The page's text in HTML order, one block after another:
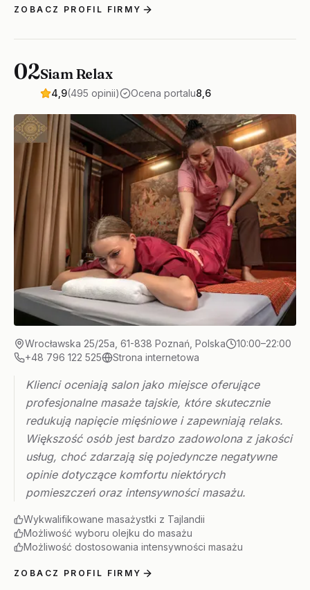
ZOBACZ PROFIL FIRMY
02Siam Relax
4,9(495 opinii) Ocena portalu8,6
Wrocławska 25/25a, 61-838 Poznań, Polska
10:00–22:00
+48 796 122 525
Strona internetowa
Klienci oceniają salon jako miejsce oferujące
profesjonalne masaże tajskie, które skutecznie
redukują napięcie mięśniowe i zapewniają relaks.
Większość osób jest bardzo zadowolona z jakości
usług, choć zdarzają się pojedyncze negatywne
opinie dotyczące komfortu niektórych
pomieszczeń oraz intensywności masażu.
Wykwalifikowane masażystki z Tajlandii
Możliwość wyboru olejku do masażu
Możliwość dostosowania intensywności masażu
ZOBACZ PROFIL FIRMY